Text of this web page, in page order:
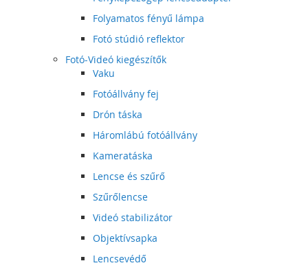
Folyamatos fényű lámpa
Fotó stúdió reflektor
Fotó-Videó kiegészítők
Vaku
Fotóállvány fej
Drón táska
Háromlábú fotóállvány
Kameratáska
Lencse és szűrő
Szűrőlencse
Videó stabilizátor
Objektívsapka
Lencsevédő